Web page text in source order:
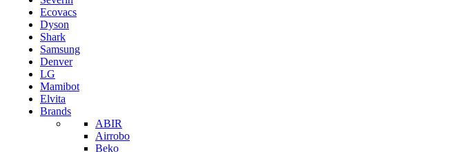
Ecovacs
Dyson
Shark
Samsung
Denver
LG
Mamibot
Elvita
Brands
ABIR
Airrobo
Beko